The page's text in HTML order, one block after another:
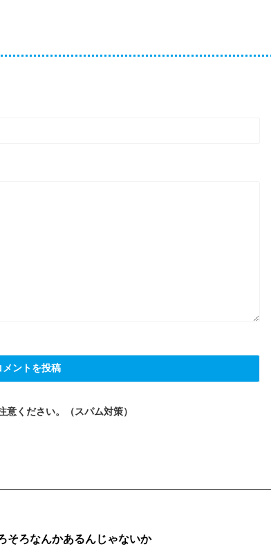
ください。（スパム対策）
そろなんかあるんじゃないか